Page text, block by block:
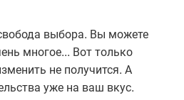
выбора. Вы можете
многое... Вот только
не получится. А
уже на ваш вкус.